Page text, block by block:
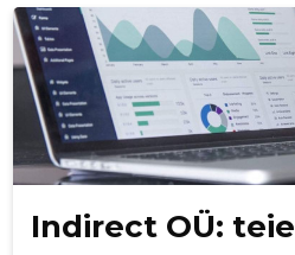
Indirect OÜ: teie